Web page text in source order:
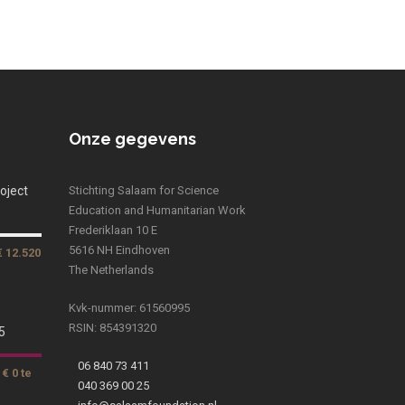
12.520
€ 0 te
Onze gegevens
Stichting Salaam for Science
Education and Humanitarian Work
Frederiklaan 10 E
5616 NH Eindhoven
The Netherlands
Kvk-nummer: 61560995
RSIN: 854391320
06 840 73 411
040 369 00 25